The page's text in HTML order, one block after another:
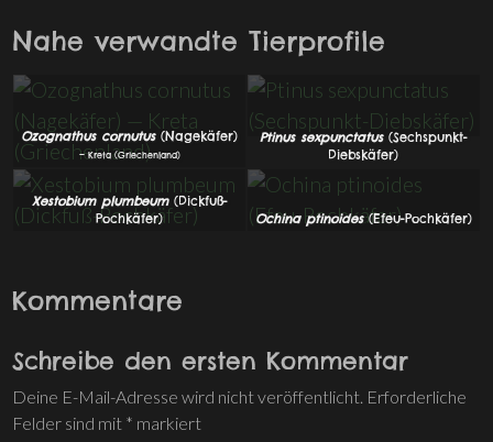
Nahe verwandte Tierprofile
Ozognathus cornutus(Nagekäfer)
— Kreta (Griechenland)
Ptinus sexpunctatus(Sechspunkt-
Diebskäfer)
Xestobium plumbeum(Dickfuß-
Pochkäfer)
Ochina ptinoides(Efeu-Pochkäfer)
Kommentare
Schreibe den ersten Kommentar
Deine E-Mail-Adresse wird nicht veröffentlicht. Erforderliche
Felder sind mit * markiert